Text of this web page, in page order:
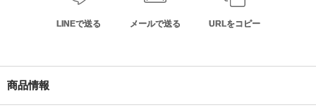
LINEで送る メールで送る URLをコピー
商品情報